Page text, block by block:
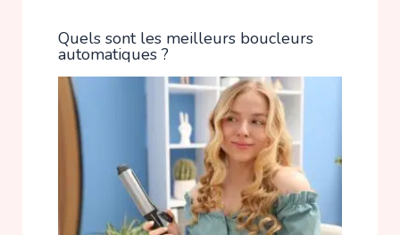
Quels sont les meilleurs boucleurs
automatiques ?